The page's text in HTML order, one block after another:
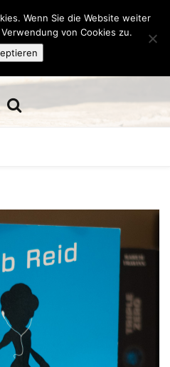
Wenn Sie die Website weiter
von Cookies zu.